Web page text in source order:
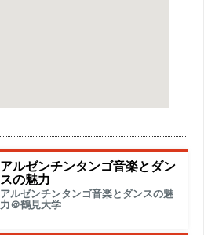
アルゼンチンタンゴ音楽とダン
スの魅力
アルゼンチンタンゴ音楽とダンスの魅
力＠鶴見大学